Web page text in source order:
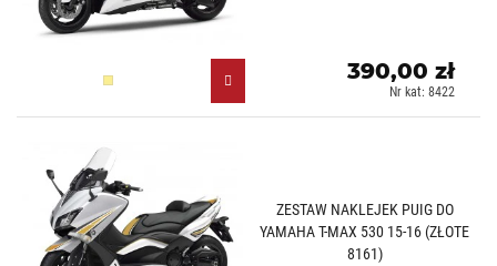
Złoty (O)
390,00 zł
Nr kat: 8422
ZESTAW NAKLEJEK PUIG DO
YAMAHA T-MAX 530 15-16 (ZŁOTE
8161)